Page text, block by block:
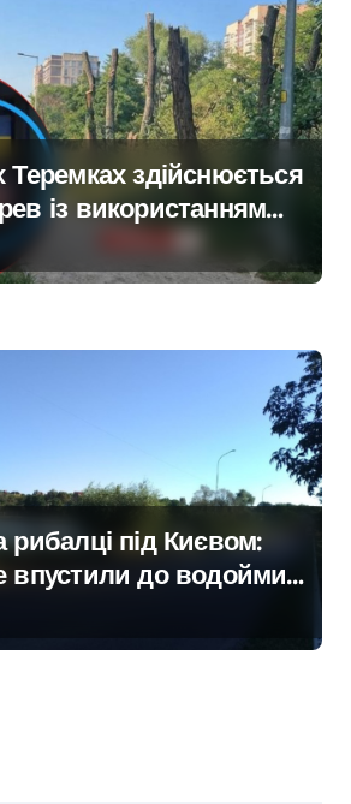
Теремках здійснюється
із використанням
переданої
партнерами для ЗСУ
рибалці під Києвом:
впустили до водойми